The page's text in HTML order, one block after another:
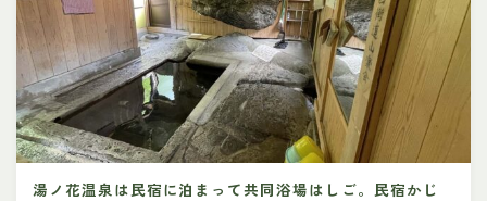
湯ノ花温泉は民宿に泊まって共同浴場はしご。民宿かじ